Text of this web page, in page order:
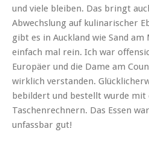
und viele bleiben. Das bringt
Abwechslung auf kulinarischer
gibt es in Auckland wie Sand
einfach mal rein. Ich war
Europäer und die Dame am
wirklich verstanden.
bebildert und bestellt wurde
Taschenrechnern. Das Essen
unfassbar gut!